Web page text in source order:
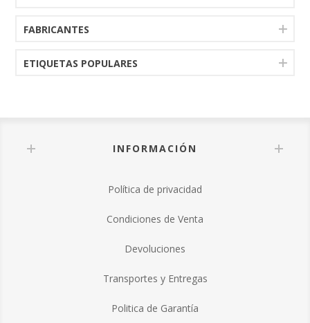
FABRICANTES
ETIQUETAS POPULARES
INFORMACIÓN
Política de privacidad
Condiciones de Venta
Devoluciones
Transportes y Entregas
Politica de Garantía